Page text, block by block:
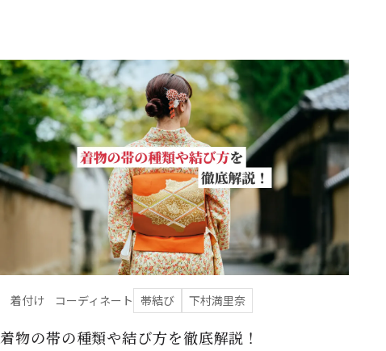
着付け コーディネート 帯結び 下村満里奈
着物の帯の種類や結び方を徹底解説！